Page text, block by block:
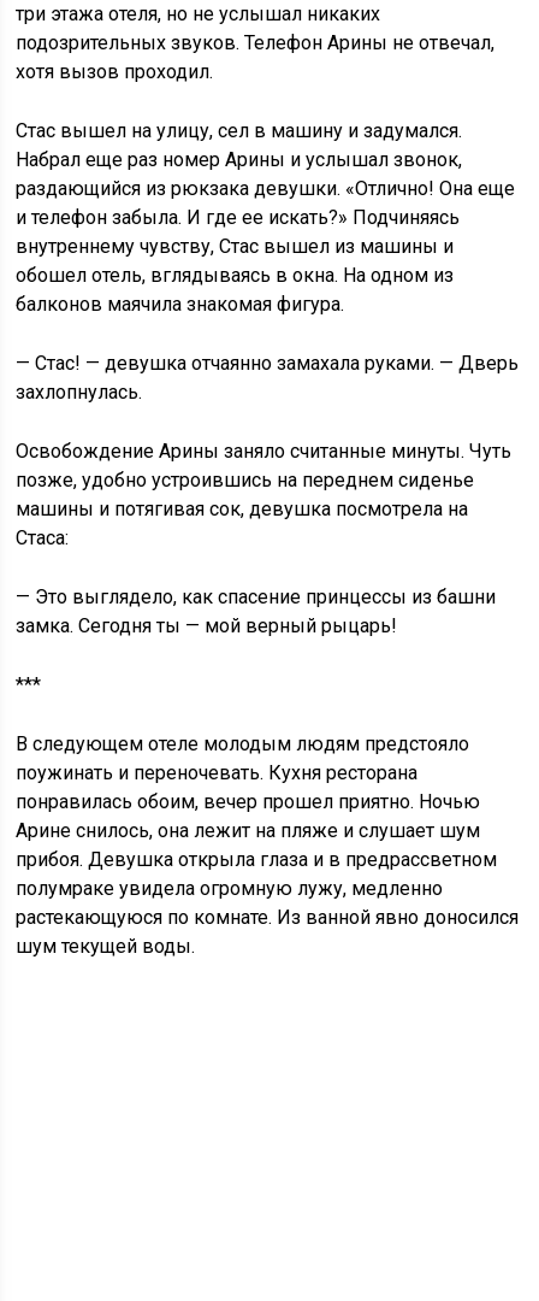
три этажа отеля, но не услышал никаких
подозрительных звуков. Телефон Арины не отвечал,
хотя вызов проходил.
Стас вышел на улицу, сел в машину и задумался.
Набрал еще раз номер Арины и услышал звонок,
раздающийся из рюкзака девушки. «Отлично! Она еще
и телефон забыла. И где ее искать?» Подчиняясь
внутреннему чувству, Стас вышел из машины и
обошел отель, вглядываясь в окна. На одном из
балконов маячила знакомая фигура.
— Стас! — девушка отчаянно замахала руками. — Дверь
захлопнулась.
Освобождение Арины заняло считанные минуты. Чуть
позже, удобно устроившись на переднем сиденье
машины и потягивая сок, девушка посмотрела на
Стаса:
— Это выглядело, как спасение принцессы из башни
замка. Сегодня ты — мой верный рыцарь!
***
В следующем отеле молодым людям предстояло
поужинать и переночевать. Кухня ресторана
понравилась обоим, вечер прошел приятно. Ночью
Арине снилось, она лежит на пляже и слушает шум
прибоя. Девушка открыла глаза и в предрассветном
полумраке увидела огромную лужу, медленно
растекающуюся по комнате. Из ванной явно доносился
шум текущей воды.